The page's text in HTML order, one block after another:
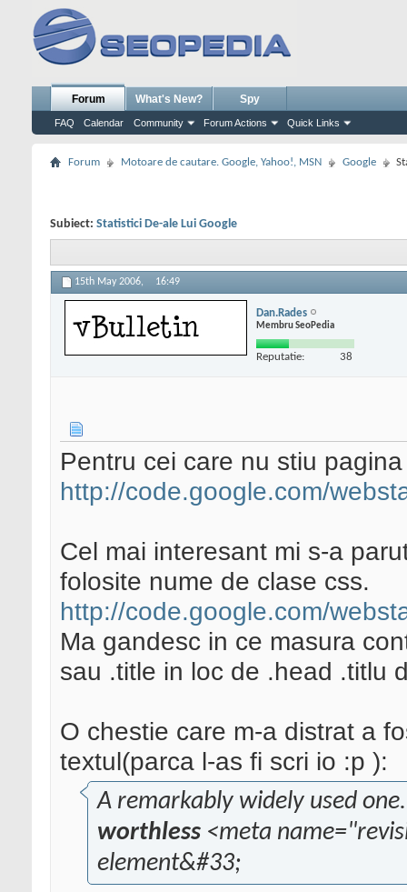
Forum
FAQ Calendar Community Forum Actions Quick Links
What's New? Spy
Forum Motoare de cautare. Google, Yahoo!, MSN Google
Subiect: Statistici De-ale Lui Google
15th May 2006, 16:49
Dan.Rades
Membru SeoPedia
Reputatie: 38
Pentru cei care nu stiu
http://code.google.com/
Cel mai interesant mi s-a
folosite nume de clase css.
http://code.google.com/
Ma gandesc in ce masura
sau .title in loc de .head .titlu
O chestie care m-a distrat a
textul(parca l-as fi scri io :p ):
A remarkably widely used
worthless <meta
element&#33;